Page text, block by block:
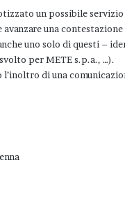
e
t
t
o
:
un possibile
una
uno solo di questi –
per METE s.p.a., …).
l’inoltro di una